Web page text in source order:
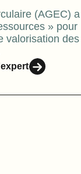
(AGEC) a
» pour
valorisation des